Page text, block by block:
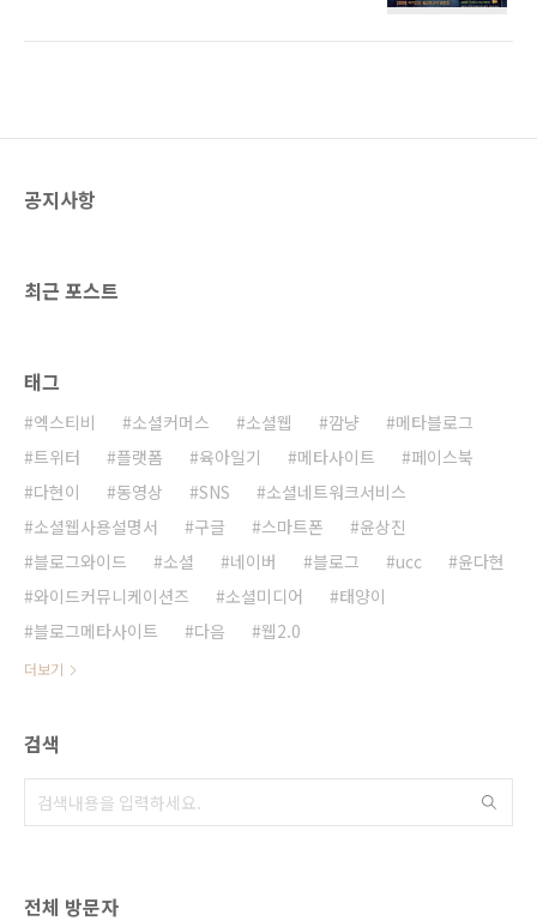
닷컴에서 진행하는 UCC이벤트등 다양한 프로그
스터공모전 공고를 여러분의 블로그와 카페에
공지사항
최근 포스트
태그
엑스티비 소셜커머스 소셜웹 깜냥
메타블로그
트위터
플랫폼 육아일기 메타사이트
페이스북
다현이
동영상 SNS
소셜네트워크서비스
소셜웹사용설명서
구글 스마트폰
윤상진
블로그와이드
소셜 네이버 블로그 ucc
윤다현
와이드커뮤니케이션즈
소셜미디어
태양이
블로그메타사이트
다음 웹2.0
더보기
검색
전체 방문자